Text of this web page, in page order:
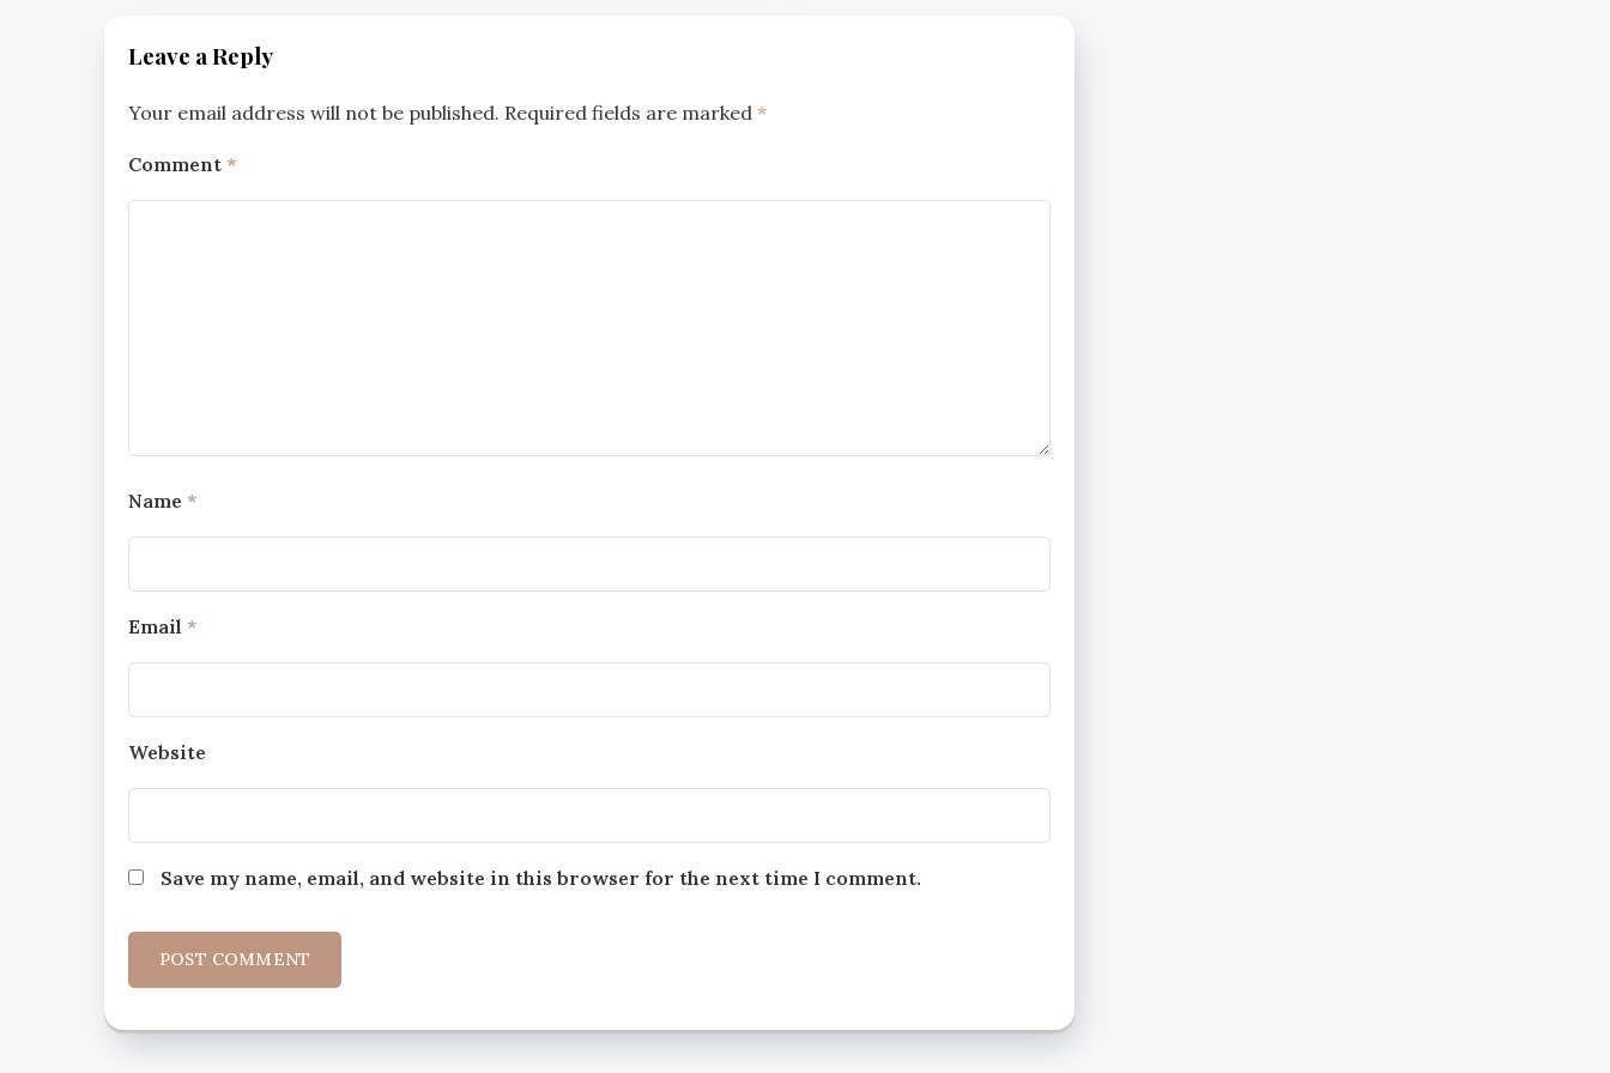
Leave a Reply
Your email address will not be published. Required fields are marked *
Comment *
Name *
Email *
Website
Save my name, email, and website in this browser for the next time I comment.